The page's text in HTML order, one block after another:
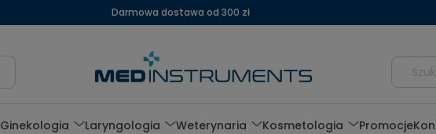
Darmowa dostawa od 300 zł
Ginekologia Laryngologia Weterynaria Kosmetologia Promocje